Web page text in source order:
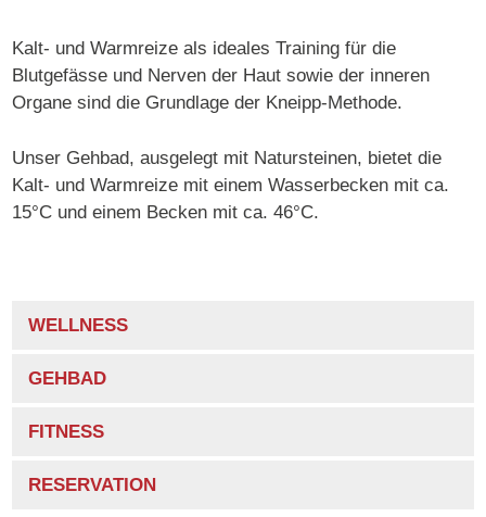
Kalt- und Warmreize als ideales Training für die
Blutgefässe und Nerven der Haut sowie der inneren
Organe sind die Grundlage der Kneipp-Methode.
Unser Gehbad, ausgelegt mit Natursteinen, bietet die
Kalt- und Warmreize mit einem Wasserbecken mit ca.
15°C und einem Becken mit ca. 46°C.
WELLNESS
GEHBAD
FITNESS
RESERVATION